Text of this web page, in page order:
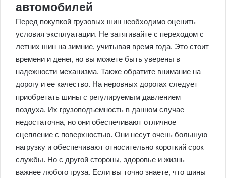
автомобилей
Перед покупкой грузовых шин необходимо оценить
условия эксплуатации. Не затягивайте с переходом с
летних шин на зимние, учитывая время года. Это стоит
времени и денег, но вы можете быть уверены в
надежности механизма. Также обратите внимание на
дорогу и ее качество. На неровных дорогах следует
приобретать шины с регулируемым давлением
воздуха. Их грузоподъемность в данном случае
недостаточна, но они обеспечивают отличное
сцепление с поверхностью. Они несут очень большую
нагрузку и обеспечивают относительно короткий срок
службы. Но с другой стороны, здоровье и жизнь
важнее любого груза. Если вы точно знаете, что шины